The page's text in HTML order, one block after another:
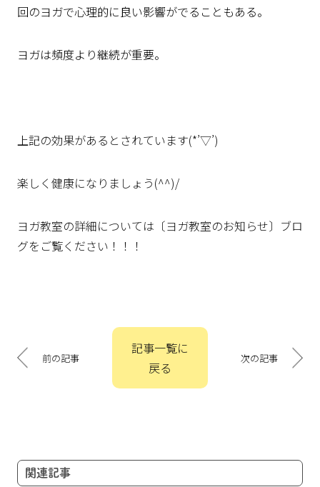
回のヨガで心理的に良い影響がでることもある。
ヨガは頻度より継続が重要。
上記の効果があるとされています(*’▽’)
楽しく健康になりましょう(^^)/
ヨガ教室の詳細については〔ヨガ教室のお知らせ〕ブロ
グをご覧ください！！！
稿
ナ
ョ
ン
前の記事
記事一覧に
戻る
次の記事
関連記事